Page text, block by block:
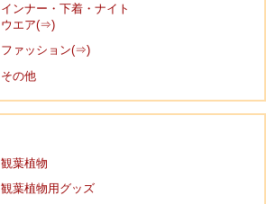
インナー・下着・ナイト
ウエア(⇒)
ファッション(⇒)
その他
観葉植物
観葉植物用グッズ